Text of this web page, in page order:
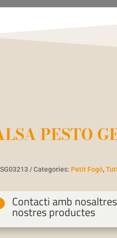
PESTO
SG03213 Categories: Petit Fogó,
Contacti amb
nostres productes